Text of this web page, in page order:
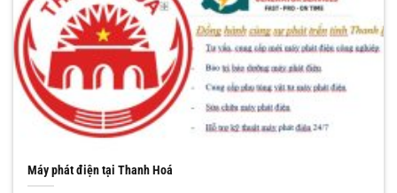
Máy phát điện tại Thanh Hoá